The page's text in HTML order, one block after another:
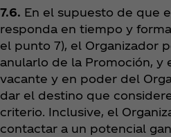
7.6. En el supuesto de que
responda en tiempo y
el punto 7), el Organizador
anularlo de la Promoción, y
vacante y en poder del
dar el destino que
criterio. Inclusive, el
contactar a un potencial